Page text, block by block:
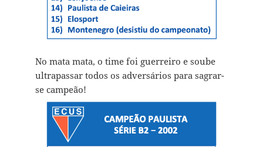
No mata mata, o time foi guerreiro e soube
ultrapassar todos os adversários para sagrar-
se campeão!